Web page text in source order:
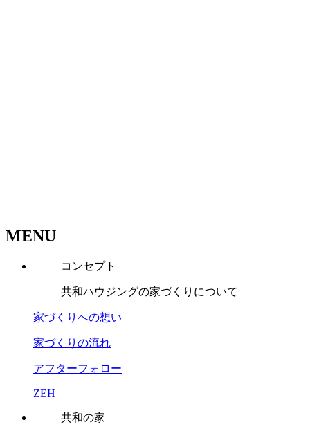
MENU
コンセプト
共和ハウジングの家づくりについて
家づくりへの想い
家づくりの流れ
アフターフォロー
ZEH
共和の家